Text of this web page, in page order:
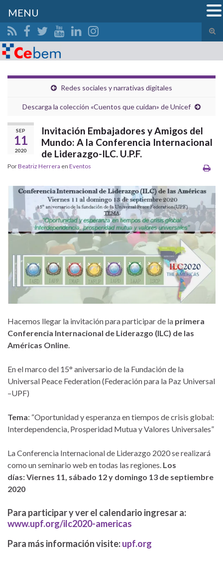
el
Search for:
Redes sociales y narrativas digitales
Descarga la colección «Cuentos que cuidan» de Unicef
SEP
11
2020
Invitación Embajadores y Amigos del
Mundo: A la Conferencia Internacional
de Liderazgo-ILC. U.P.F.
PorBeatriz Herrera en Eventos
Hacemos llegar la invitación para participar de la primera
Conferencia Internacional de Liderazgo (ILC) de las
Américas Online.
En el marco del 15° aniversario de la Fundación de la
Universal Peace Federation (Federación para la Paz Universal
–UPF)
Tema: “Oportunidad y esperanza en tiempos de crisis global:
Interdependencia, Prosperidad Mutua y Valores Universales”
La Conferencia Internacional de Liderazgo 2020 se realizará
como un seminario web en todas las regiones. Los
días:Viernes 11, sábado 12 y domingo 13 de septiembre
2020
Para participar y ver el calendario ingresar a:
www.upf.org/ilc2020-americas
Para más información visite:upf.org
MENU